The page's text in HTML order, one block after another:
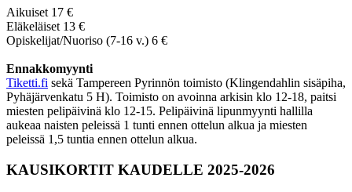
Aikuiset 17 €
Eläkeläiset 13 €
Opiskelijat/Nuoriso (7-16 v.) 6 €
Ennakkomyynti
Tiketti.fi sekä Tampereen Pyrinnön toimisto (Klingendahlin sisäpiha,
Pyhäjärvenkatu 5 H). Toimisto on avoinna arkisin klo 12-18, paitsi
miesten pelipäivinä klo 12-15. Pelipäivinä lipunmyynti hallilla
aukeaa naisten peleissä 1 tunti ennen ottelun alkua ja miesten
peleissä 1,5 tuntia ennen ottelun alkua.
KAUSIKORTIT KAUDELLE 2025-2026